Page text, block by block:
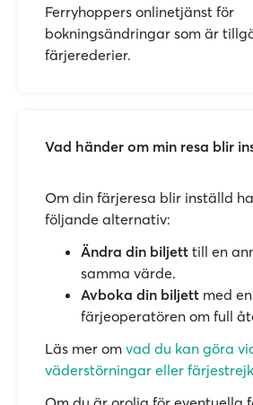
Ferryhoppers onlinetjänst för
bokningsändringar som är
färjerederier.
Vad händer om min resa blir
Om din färjeresa blir inställd
följande alternativ:
Ändra din biljett till en
samma värde.
Avboka din biljett med
färjeoperatören om full
Läs mer om vad du kan göra
väderstörningar eller